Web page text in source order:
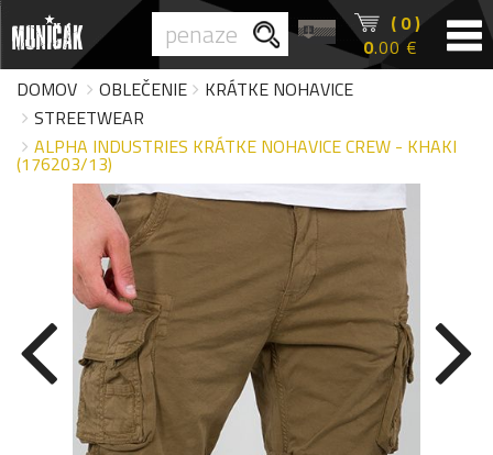
( 0 )
0.00 €
DOMOV
OBLEČENIE
KRÁTKE NOHAVICE
STREETWEAR
ALPHA INDUSTRIES KRÁTKE NOHAVICE CREW - KHAKI
(176203/13)